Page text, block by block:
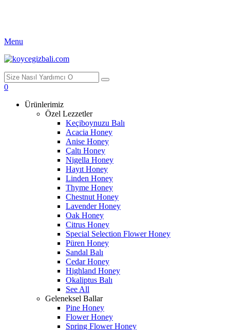
Menu
0
Ürünlerimiz
Özel Lezzetler
Keçiboynuzu Balı
Acacia Honey
Anise Honey
Çaltı Honey
Nigella Honey
Hayıt Honey
Linden Honey
Thyme Honey
Chestnut Honey
Lavender Honey
Oak Honey
Citrus Honey
Special Selection Flower Honey
Püren Honey
Sandal Balı
Cedar Honey
Highland Honey
Okaliptus Balı
See All
Geleneksel Ballar
Pine Honey
Flower Honey
Spring Flower Honey